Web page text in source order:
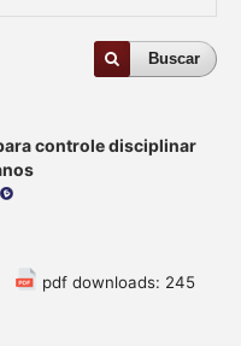
Buscar
controle disciplinar
pdf downloads: 245